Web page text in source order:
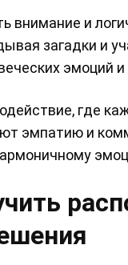
внимание и
загадки и
эмоций и
где
эмпатию и